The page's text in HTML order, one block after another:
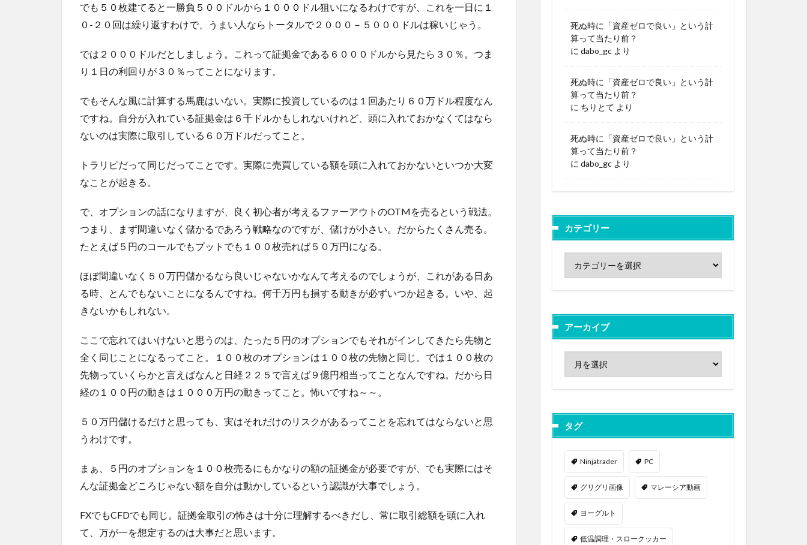
でも５０枚建てると一勝負５００ドルから１０００ドル狙いになるわけですが、これを一日に１
０-２０回は繰り返すわけで、うまい人ならトータルで２０００－５０００ドルは稼いじゃう。
では２０００ドルだとしましょう。これって証拠金である６０００ドルから見たら３０％。つま
り１日の利回りが３０％ってことになります。
でもそんな風に計算する馬鹿はいない。実際に投資しているのは１回あたり６０万ドル程度なん
ですね。自分が入れている証拠金は６千ドルかもしれないけれど、頭に入れておかなくてはなら
ないのは実際に取引している６０万ドルだってこと。
トラリピだって同じだってことです。実際に売買している額を頭に入れておかないといつか大変
なことが起きる。
で、オプションの話になりますが、良く初心者が考えるファーアウトのOTMを売るという戦法。
つまり、まず間違いなく儲かるであろう戦略なのですが、儲けが小さい。だからたくさん売る。
たとえば５円のコールでもプットでも１００枚売れば５０万円になる。
ほぼ間違いなく５０万円儲かるなら良いじゃないかなんて考えるのでしょうが、これがある日あ
る時、とんでもないことになるんですね。何千万円も損する動きが必ずいつか起きる。いや、起
きないかもしれない。
ここで忘れてはいけないと思うのは、たった５円のオプションでもそれがインしてきたら先物と
全く同じことになるってこと。１００枚のオプションは１００枚の先物と同じ。では１００枚の
先物っていくらかと言えばなんと日経２２５で言えば９億円相当ってことなんですね。だから日
経の１００円の動きは１０００万円の動きってこと。怖いですね～～。
５０万円儲けるだけと思っても、実はそれだけのリスクがあるってことを忘れてはならないと思
うわけです。
まぁ、５円のオプションを１００枚売るにもかなりの額の証拠金が必要ですが、でも実際にはそ
んな証拠金どころじゃない額を自分は動かしているという認識が大事でしょう。
FXでもCFDでも同じ。証拠金取引の怖さは十分に理解するべきだし、常に取引総額を頭に入れ
て、万が一を想定するのは大事だと思います。
死ぬ時に「資産ゼロで良い」という計
算って当たり前？
に dabo_gc より
死ぬ時に「資産ゼロで良い」という計
算って当たり前？
に ちりとて より
死ぬ時に「資産ゼロで良い」という計
算って当たり前？
に dabo_gc より
カテゴリー
アーカイブ
タグ
Ninjatrader PC
グリグリ画像 マレーシア動画
ヨーグルト
低温調理・スロークッカー